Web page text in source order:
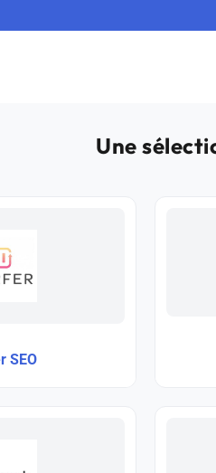
Une
SEO